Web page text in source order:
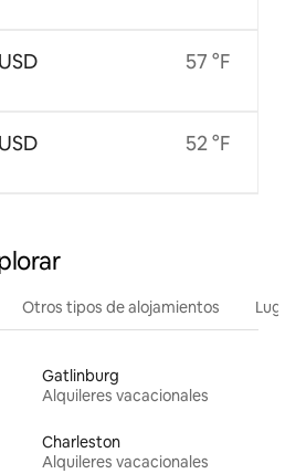
57 °F
52 °F
Otros tipos de alojamientos
Gatlinburg
Alquileres vacacionales
Charleston
Alquileres vacacionales